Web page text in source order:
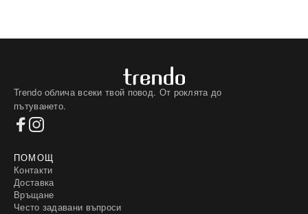
Trendo облича всеки твой повод. От роклята до
пътуването.
ПОМОЩ
Контакти
Доставка
Връщане
Често задавани въпроси